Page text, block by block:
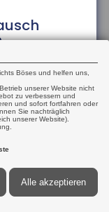
über
werden. Dazu
beim
setzen
1.788 Euro pro
ohne Lebens-,
Böses und helfen uns,
unserer Website nicht
zu verbessern und
und sofort fortfahren oder
Sie nachträglich
unserer Website).
Alle akzeptieren
in die gesetzliche
an seine
Juni 2026 auf 2,3
nachlassender